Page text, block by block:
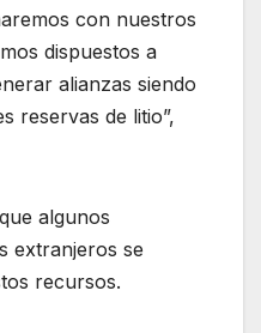
con nuestros
dispuestos a
alianzas siendo
reservas de litio”,
algunos
extranjeros se
recursos.